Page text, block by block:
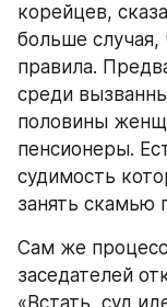
корейцев,
больше
правила.
среди
половины
пенсионеры.
судимость
занять скамью
Сам же
заседателей
«Встать, суд